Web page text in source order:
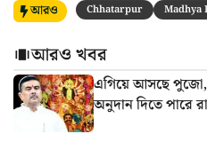
আরও Chhatarpur Madhya
আরও খবর
এগিয়ে আসছে পুজো,
অনুদান দিতে পারে